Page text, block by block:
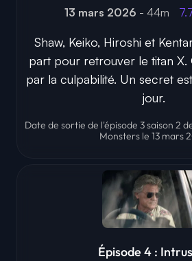
13 mars 2026 - 44m
Shaw, Keiko, Hiroshi et
part pour retrouver le titan X.
par la culpabilité. Un secret
jour.
Date de sortie de l'épisode 3 saison 2
Monsters le 13 mars
Épisode 4 :